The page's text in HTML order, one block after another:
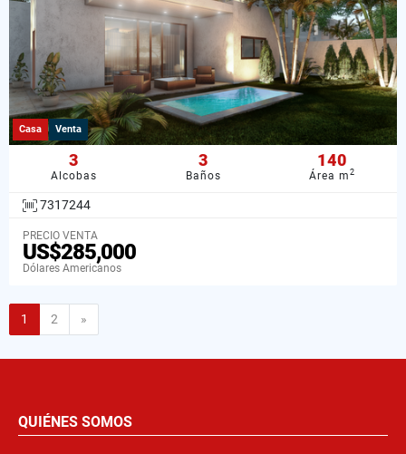
Casa Venta
3
Alcobas
3
Baños
140
Área m2
7317244
PRECIO VENTA
US$285,000
Dólares Americanos
1 2 »
QUIÉNES SOMOS